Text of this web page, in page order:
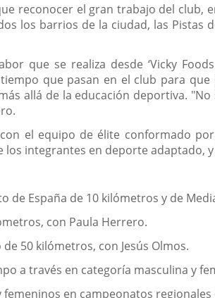
reconocer el gran trabajo del club,
los barrios de la ciudad, las Pistas
que se realiza desde ‘Vicky
que pasan en el club para
allá de la educación deportiva.
el equipo de élite conformado
los integrantes en deporte adaptado,
de España de 10 kilómetros y de
con Paula Herrero.
50 kilómetros, con Jesús Olmos.
a través en categoría masculina y
en campeonatos